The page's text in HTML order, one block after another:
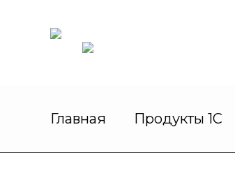
Главная Продукты 1С